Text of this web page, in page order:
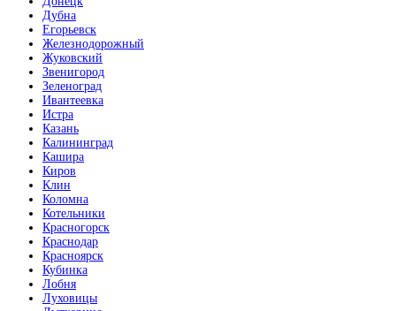
Дубна
Егорьевск
Железнодорожный
Жуковский
Звенигород
Зеленоград
Ивантеевка
Истра
Казань
Калининград
Кашира
Киров
Клин
Коломна
Котельники
Красногорск
Краснодар
Красноярск
Кубинка
Лобня
Луховицы